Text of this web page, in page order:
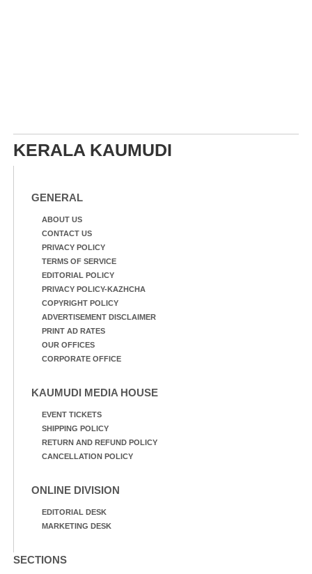
KERALA KAUMUDI
GENERAL
ABOUT US
CONTACT US
PRIVACY POLICY
TERMS OF SERVICE
EDITORIAL POLICY
PRIVACY POLICY-KAZHCHA
COPYRIGHT POLICY
ADVERTISEMENT DISCLAIMER
PRINT AD RATES
OUR OFFICES
CORPORATE OFFICE
KAUMUDI MEDIA HOUSE
EVENT TICKETS
SHIPPING POLICY
RETURN AND REFUND POLICY
CANCELLATION POLICY
ONLINE DIVISION
EDITORIAL DESK
MARKETING DESK
SECTIONS